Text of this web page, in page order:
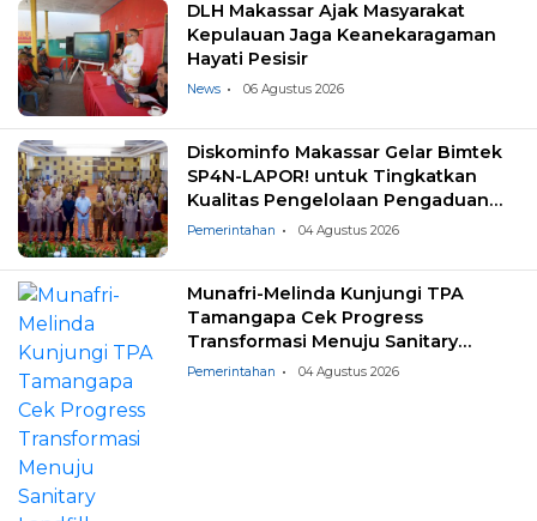
DLH Makassar Ajak Masyarakat
Kepulauan Jaga Keanekaragaman
Hayati Pesisir
News 06 Agustus 2026
Diskominfo Makassar Gelar Bimtek
SP4N-LAPOR! untuk Tingkatkan
Kualitas Pengelolaan Pengaduan
Masyarakat
Pemerintahan 04 Agustus 2026
Munafri-Melinda Kunjungi TPA
Tamangapa Cek Progress
Transformasi Menuju Sanitary
Landfill
Pemerintahan 04 Agustus 2026